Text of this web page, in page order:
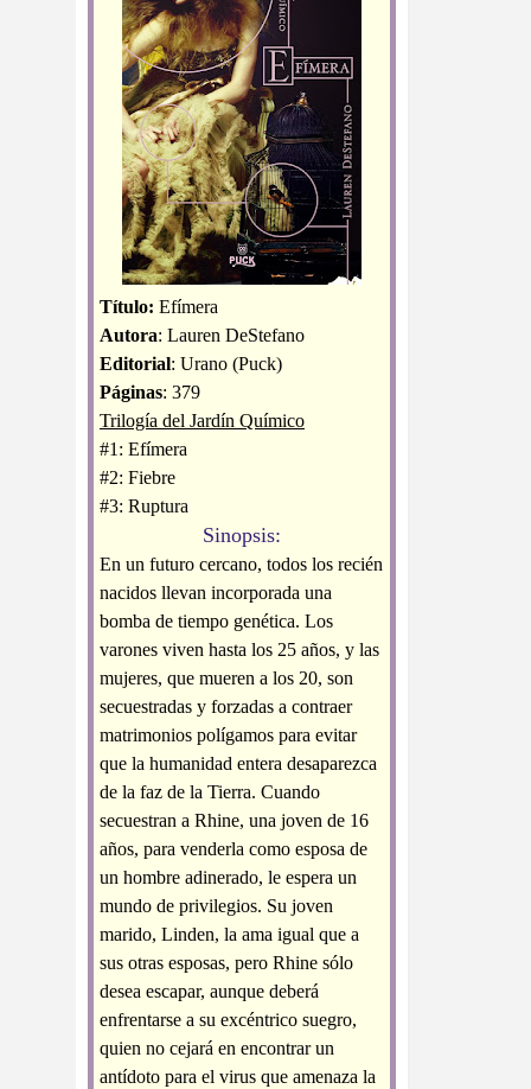
Título: Efímera
Autora: Lauren DeStefano
Editorial: Urano (Puck)
Páginas: 379
Trilogía del Jardín Químico
#1: Efímera
#2: Fiebre
#3: Ruptura
Sinopsis:
En un futuro cercano, todos los recién
nacidos llevan incorporada una
bomba de tiempo genética. Los
varones viven hasta los 25 años, y las
mujeres, que mueren a los 20, son
secuestradas y forzadas a contraer
matrimonios polígamos para evitar
que la humanidad entera desaparezca
de la faz de la Tierra. Cuando
secuestran a Rhine, una joven de 16
años, para venderla como esposa de
un hombre adinerado, le espera un
mundo de privilegios. Su joven
marido, Linden, la ama igual que a
sus otras esposas, pero Rhine sólo
desea escapar, aunque deberá
enfrentarse a su excéntrico suegro,
quien no cejará en encontrar un
antídoto para el virus que amenaza la